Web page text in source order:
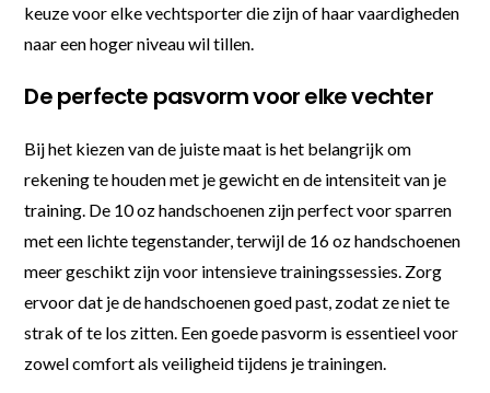
keuze voor elke vechtsporter die zijn of haar vaardigheden
naar een hoger niveau wil tillen.
De perfecte pasvorm voor elke vechter
Bij het kiezen van de juiste maat is het belangrijk om
rekening te houden met je gewicht en de intensiteit van je
training. De 10 oz handschoenen zijn perfect voor sparren
met een lichte tegenstander, terwijl de 16 oz handschoenen
meer geschikt zijn voor intensieve trainingssessies. Zorg
ervoor dat je de handschoenen goed past, zodat ze niet te
strak of te los zitten. Een goede pasvorm is essentieel voor
zowel comfort als veiligheid tijdens je trainingen.